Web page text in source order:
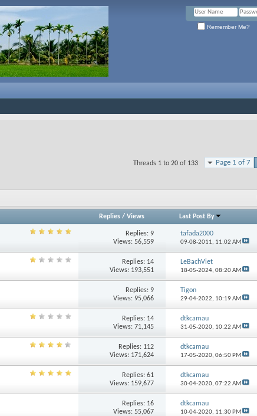
Remember Me?
Page 1 of 7
Threads 1 to 20 of 133
Replies/ Views Last Post By
Replies: 9
Views: 56,559
tafada2000
09-08-2011, 11:02 AM
Replies: 14
Views: 193,551
LeBachViet
18-05-2024, 08:20 AM
Replies: 9
Views: 95,066
Tigon
29-04-2022, 10:19 AM
Replies: 14
Views: 71,145
dtkcamau
31-05-2020, 10:22 AM
Replies: 112
Views: 171,624
dtkcamau
17-05-2020, 06:50 PM
Replies: 61
Views: 159,677
dtkcamau
30-04-2020, 07:22 AM
Replies: 16
Views: 55,067
dtkcamau
10-04-2020, 11:30 PM